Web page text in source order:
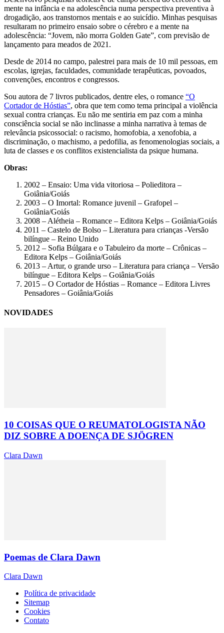
mente na infância e na adolescência numa perspectiva preventiva à
drogadição, aos transtornos mentais e ao suicídio. Minhas pesquisas
resultaram no primeiro ensaio sobre o cérebro e a mente na
adolescência: “Jovem, não morra Golden Gate”, com previsão de
lançamento para meados de 2021.
Desde de 2014 no campo, palestrei para mais de 10 mil pessoas, em
escolas, igrejas, faculdades, comunidade terapêuticas, povoados,
convenções, encontros e congressos.
Sou autora de 7 livros publicados, dentre eles, o romance “O
Cortador de Hóstias”, obra que tem como tema principal a violência
sexual contra crianças. Eu não me sentiria em paz com a minha
consciência social se não inclinasse a minha narrativa à temas de
relevância psicossocial: o racismo, homofobia, a xenofobia, a
discriminação, o machismo, a pedofilia, as fenomenologias sociais, a
luta de classes e os conflitos existencialista da psique humana.
Obras:
2002 – Ensaio: Uma vida vitoriosa – Polieditora –
Goiânia/Goiás
2003 – O Imortal: Romance juvenil – Grafopel –
Goiânia/Goiás
2008 – Alétheia – Romance – Editora Kelps – Goiânia/Goiás
2011 – Castelo de Bolso – Literatura para crianças -Versão
bilíngue – Reino Unido
2012 – Sofia Búlgara e o Tabuleiro da morte – Crônicas –
Editora Kelps – Goiânia/Goiás
2013 – Artur, o grande urso – Literatura para criança – Versão
bilíngue – Editora Kelps – Goiânia/Goiás
2015 – O Cortador de Hóstias – Romance – Editora Livres
Pensadores – Goiânia/Goiás
NOVIDADES
10 COISAS QUE O REUMATOLOGISTA NÃO
DIZ SOBRE A DOENÇA DE SJÖGREN
Clara Dawn
Poemas de Clara Dawn
Clara Dawn
Política de privacidade
Sitemap
Cookies
Contato